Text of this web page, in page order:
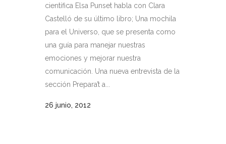
científica Elsa Punset habla con Clara
Castelló de su último libro; Una mochila
para el Universo, que se presenta como
una guía para manejar nuestras
emociones y mejorar nuestra
comunicación. Una nueva entrevista de la
sección Prepara’t a...
26 junio, 2012